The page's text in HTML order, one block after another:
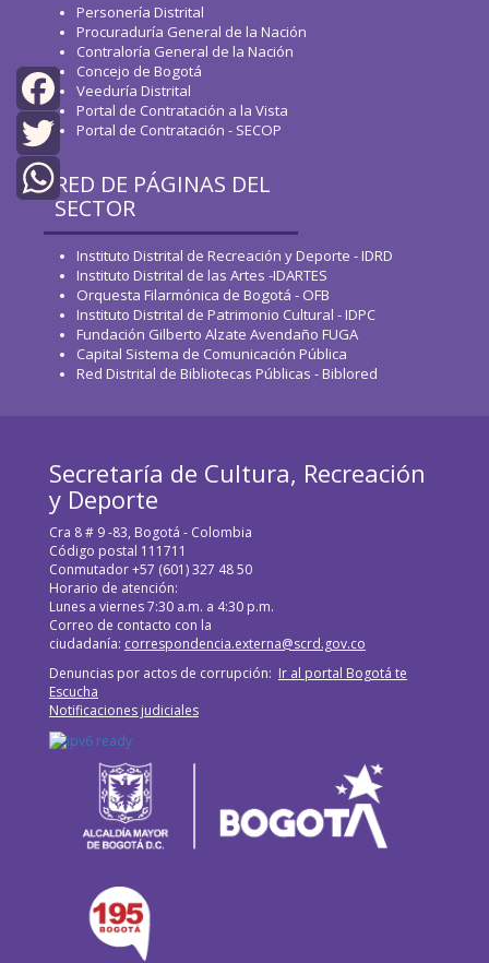
Facebook
Twitter
WhatsApp
Personería Distrital
Procuraduría General de la Nación
Contraloría General de la Nación
Concejo de Bogotá
Veeduría Distrital
Portal de Contratación a la Vista
Portal de Contratación - SECOP
RED DE PÁGINAS DEL
SECTOR
Instituto Distrital de Recreación y Deporte - IDRD
Instituto Distrital de las Artes -IDARTES
Orquesta Filarmónica de Bogotá - OFB
Instituto Distrital de Patrimonio Cultural - IDPC
Fundación Gilberto Alzate Avendaño FUGA
Capital Sistema de Comunicación Pública
Red Distrital de Bibliotecas Públicas - Biblored
Secretaría de Cultura, Recreación
y Deporte
Cra 8 # 9 -83, Bogotá - Colombia
Código postal 111711
Conmutador +57 (601) 327 48 50
Horario de atención:
Lunes a viernes 7:30 a.m. a 4:30 p.m.
Correo de contacto con la
ciudadanía: correspondencia.externa@scrd.gov.co
Denuncias por actos de corrupción: Ir al portal Bogotá te
Escucha
Notificaciones judiciales